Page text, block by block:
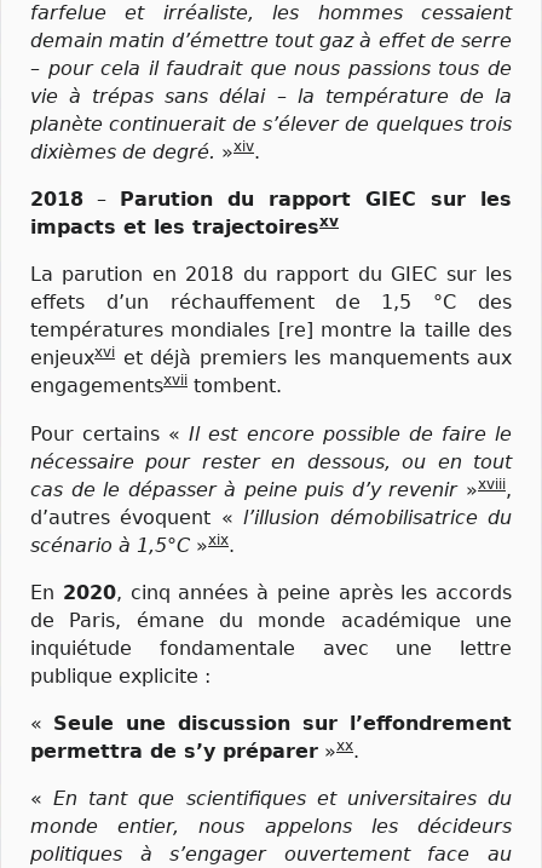
farfelue et irréaliste, les hommes cessaient
demain matin d’émettre tout gaz à effet de serre
– pour cela il faudrait que nous passions tous de
vie à trépas sans délai – la température de la
planète continuerait de s’élever de quelques trois
dixièmes de degré. »xiv.
2018 –
Parution du rapport GIEC sur les
impacts et les trajectoiresxv
La parution en 2018 du rapport du GIEC sur les
effets d’un réchauffement de 1,5 °C des
températures mondiales [re] montre la taille des
enjeuxxvi et déjà premiers les manquements aux
engagementsxvii tombent.
Pour certains «Il est encore possible de faire le
nécessaire pour rester en dessous, ou en tout
cas de le dépasser à peine puis d’y revenir»xviii,
d’autres évoquent «l’illusion démobilisatrice du
scénario à 1,5°C »xix.
En 2020, cinq années à peine après les accords
de Paris, émane du monde académique une
inquiétude fondamentale avec une lettre
publique explicite :
« Seule une discussion sur l’effondrement
permettra de s’y préparer »xx.
«En tant que scientifiques et universitaires du
monde entier, nous appelons les décideurs
politiques à s’engager ouvertement face au